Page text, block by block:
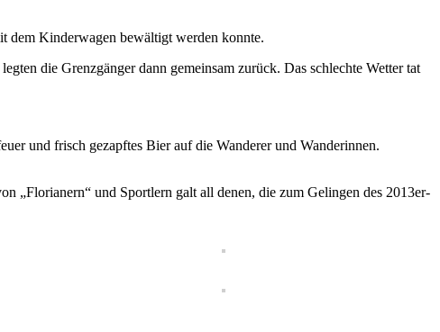
dem Kinderwagen bewältigt werden konnte.
die Grenzgänger dann gemeinsam zurück. Das schlechte Wetter tat
und frisch gezapftes Bier auf die Wanderer und Wanderinnen.
„Florianern“ und Sportlern galt all denen, die zum Gelingen des 2013er-